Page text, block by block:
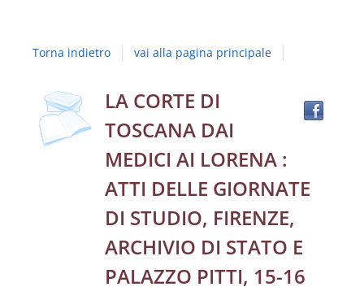
Campania
Vanvitelli"
Torna indietro vai alla pagina principale
Dettaglio
del
documento
copertina
LA CORTE DI
TOSCANA DAI
MEDICI AI LORENA :
ATTI DELLE GIORNATE
DI STUDIO, FIRENZE,
ARCHIVIO DI STATO E
PALAZZO PITTI, 15-16